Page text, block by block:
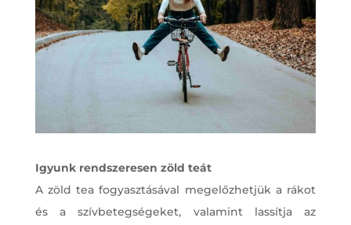
Igyunk rendszeresen zöld teát
A zöld tea fogyasztásával megelőzhetjük a rákot
és a szívbetegségeket, valamint lassítja az